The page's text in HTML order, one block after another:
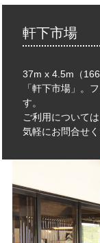
軒下市場
37m x 4.5m（
「軒下市場」。
す。
ご利用について
気軽にお問合せく